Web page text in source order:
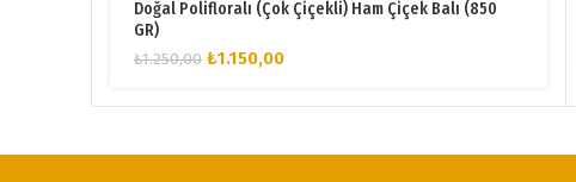
Doğal Polifloralı (Çok Çiçekli) Ham Çiçek Balı (850
GR)
₺1.250,00 Orijinal
₺1.250,00.
₺1.150,00Şu
fiyat: